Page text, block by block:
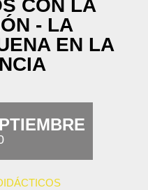
CON LA
- LA
EN LA